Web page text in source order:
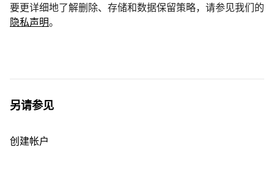
要更详细地了解删除、存储和数据保留策略，请参见我们的
隐私声明。
另请参见
创建帐户